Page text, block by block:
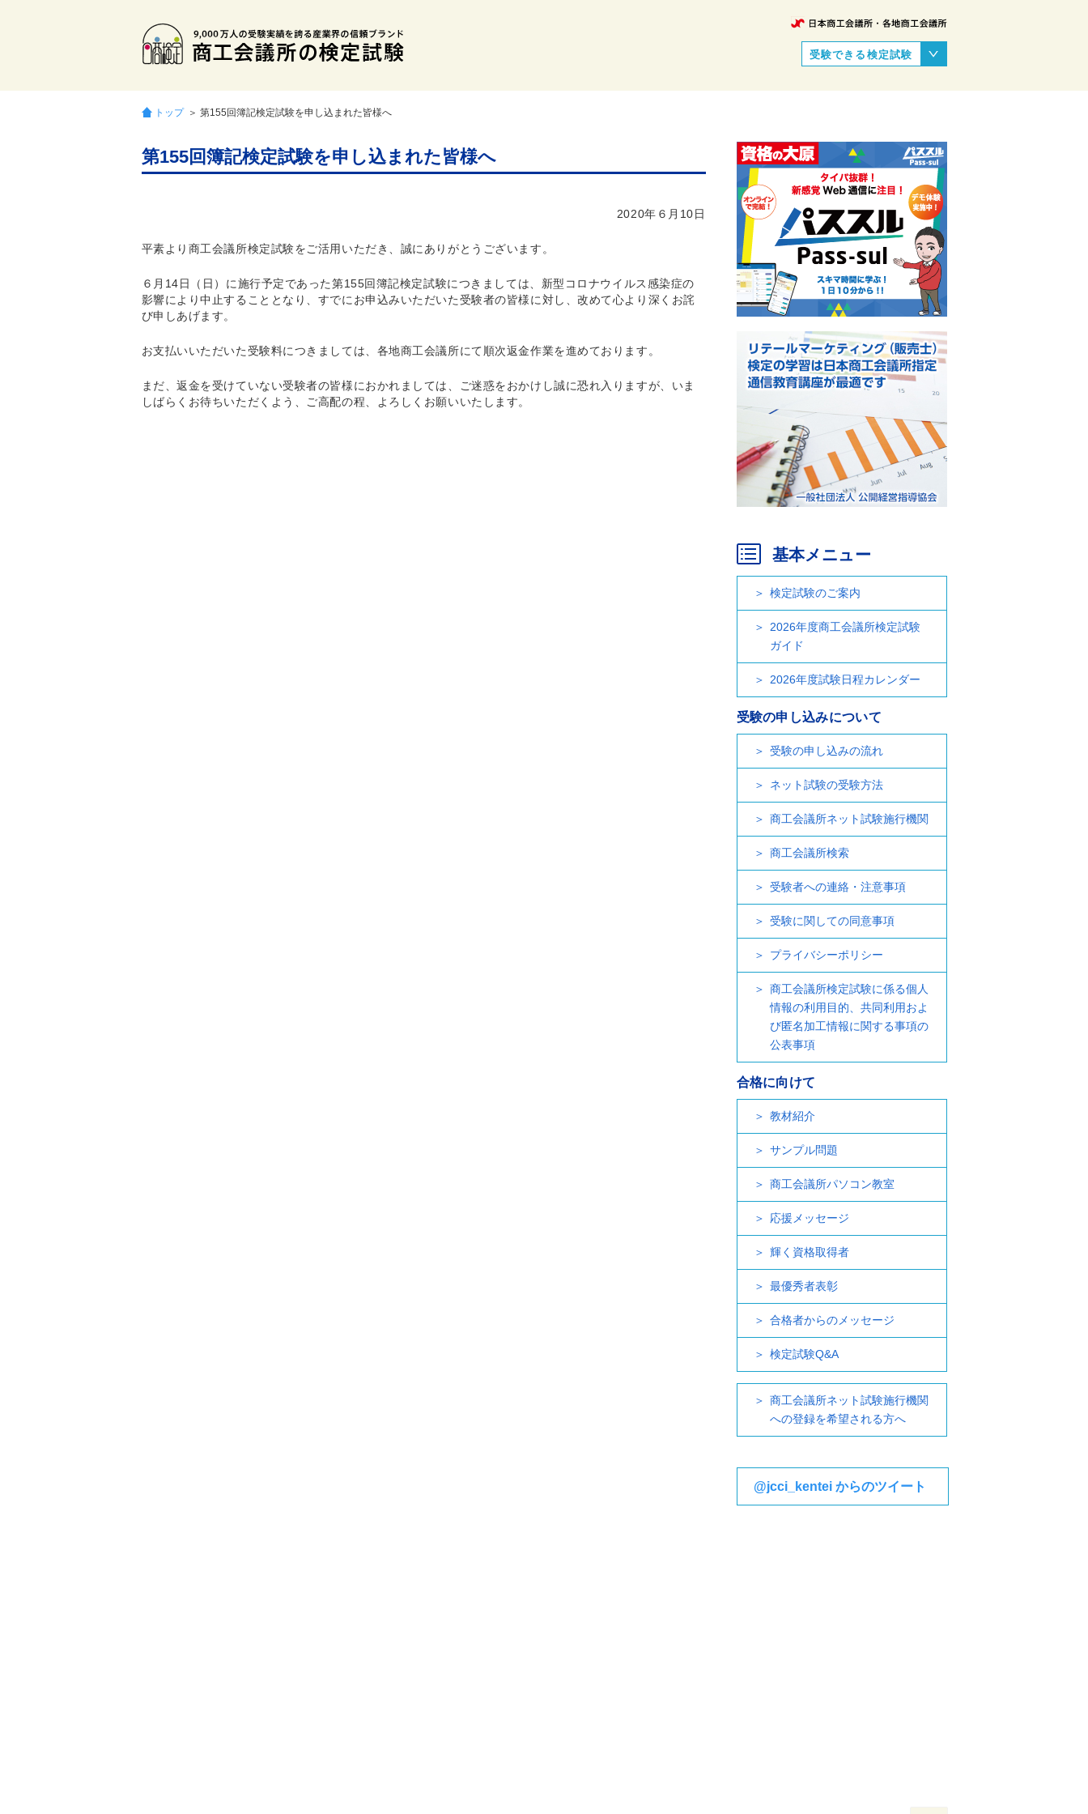
受験できる検定試験
トップ ＞ 第155回簿記検定試験を申し込まれた皆様へ
第155回簿記検定試験を申し込まれた皆様へ
2020年６月10日
平素より商工会議所検定試験をご活用いただき、誠にありがとうございます。
６月14日（日）に施行予定であった第155回簿記検定試験につきましては、新型コロナウイルス感染症の
影響により中止することとなり、すでにお申込みいただいた受験者の皆様に対し、改めて心より深くお詫
び申しあげます。
お支払いいただいた受験料につきましては、各地商工会議所にて順次返金作業を進めております。
まだ、返金を受けていない受験者の皆様におかれましては、ご迷惑をおかけし誠に恐れ入りますが、いま
しばらくお待ちいただくよう、ご高配の程、よろしくお願いいたします。
基本メニュー
検定試験のご案内
2026年度商工会議所検定試験
ガイド
2026年度試験日程カレンダー
受験の申し込みについて
受験の申し込みの流れ
ネット試験の受験方法
商工会議所ネット試験施行機関
商工会議所検索
受験者への連絡・注意事項
受験に関しての同意事項
プライバシーポリシー
商工会議所検定試験に係る個人
情報の利用目的、共同利用およ
び匿名加工情報に関する事項の
公表事項
合格に向けて
教材紹介
サンプル問題
商工会議所パソコン教室
応援メッセージ
輝く資格取得者
最優秀者表彰
合格者からのメッセージ
検定試験Q&A
商工会議所ネット試験施行機関
への登録を希望される方へ
@jcci_kentei からのツイート